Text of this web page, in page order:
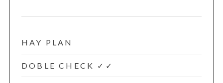
HAY PLAN
DOBLE CHECK ✓✓